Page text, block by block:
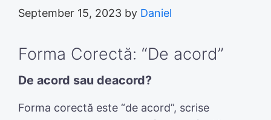
September 15, 2023 by Daniel
Forma Corectă: “De acord”
De acord sau deacord?
Forma corectă este “de acord”, scrise